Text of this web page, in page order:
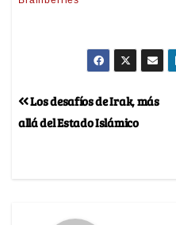
Los desafíos de Irak, más
allá del Estado Islámico